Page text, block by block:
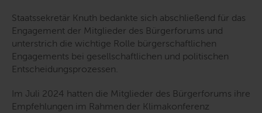
Staatssekretär Knuth bedankte sich abschließend für das
Engagement der Mitglieder des Bürgerforums und
unterstrich die wichtige Rolle bürgerschaftlichen
Engagements bei gesellschaftlichen und politischen
Entscheidungsprozessen.
Im Juli 2024 hatten die Mitglieder des Bürgerforums ihre
Empfehlungen im Rahmen der Klimakonferenz